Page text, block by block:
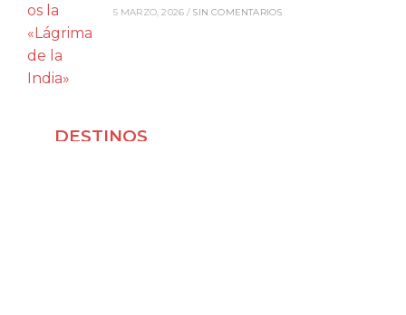
5 MARZO, 2026 / SIN COMENTARIOS
DESTINOS